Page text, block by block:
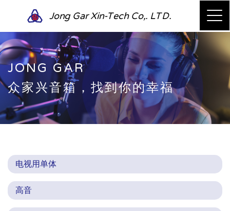
Jong Gar Xin-Tech Co,. LTD.
JONG GAR
众家兴音箱，找到你的幸福
电视用单体
高音